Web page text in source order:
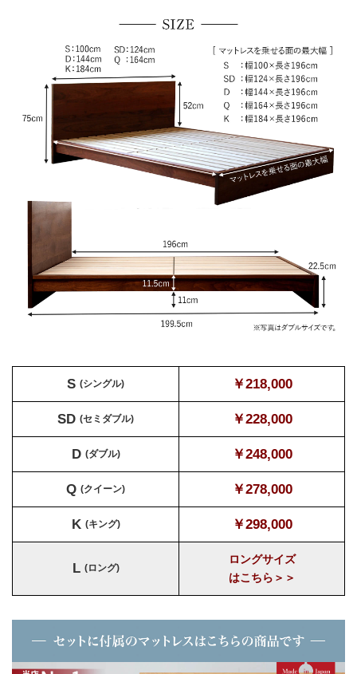
S (シングル) ￥218,000
SD (セミダブル) ￥228,000
D (ダブル) ￥248,000
Q (クイーン) ￥278,000
K (キング) ￥298,000
L (ロング)
ロングサイズ
はこちら＞＞